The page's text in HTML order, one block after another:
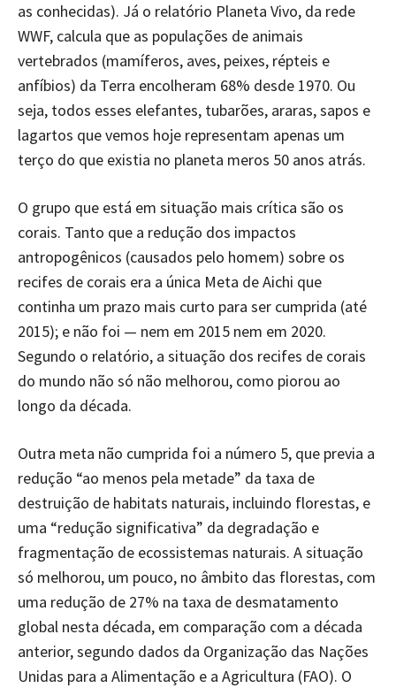
as conhecidas). Já o relatório Planeta Vivo, da rede
WWF, calcula que as populações de animais
vertebrados (mamíferos, aves, peixes, répteis e
anfíbios) da Terra encolheram 68% desde 1970. Ou
seja, todos esses elefantes, tubarões, araras, sapos e
lagartos que vemos hoje representam apenas um
terço do que existia no planeta meros 50 anos atrás.
O grupo que está em situação mais crítica são os
corais. Tanto que a redução dos impactos
antropogênicos (causados pelo homem) sobre os
recifes de corais era a única Meta de Aichi que
continha um prazo mais curto para ser cumprida (até
2015); e não foi — nem em 2015 nem em 2020.
Segundo o relatório, a situação dos recifes de corais
do mundo não só não melhorou, como piorou ao
longo da década.
Outra meta não cumprida foi a número 5, que previa a
redução “ao menos pela metade” da taxa de
destruição de habitats naturais, incluindo florestas, e
uma “redução significativa” da degradação e
fragmentação de ecossistemas naturais. A situação
só melhorou, um pouco, no âmbito das florestas, com
uma redução de 27% na taxa de desmatamento
global nesta década, em comparação com a década
anterior, segundo dados da Organização das Nações
Unidas para a Alimentação e a Agricultura (FAO). O